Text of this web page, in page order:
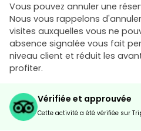
Vous pouvez annuler une
Nous vous rappelons
visites auxquelles vous ne
absence signalée vous fait
niveau client et réduit les
profiter.
Vérifiée et approuvée
Cette activité a été vérifiée sur